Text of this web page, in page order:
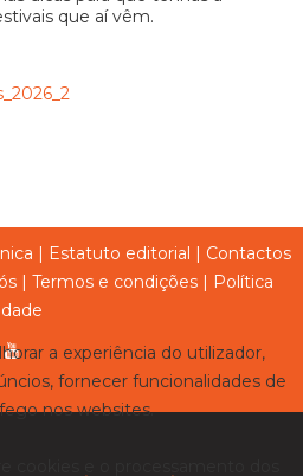
que aí vêm.
| Estatuto editorial | Contactos
| Termos e condições | Política
a experiência do utilizador,
fornecer funcionalidades de
nos websites.